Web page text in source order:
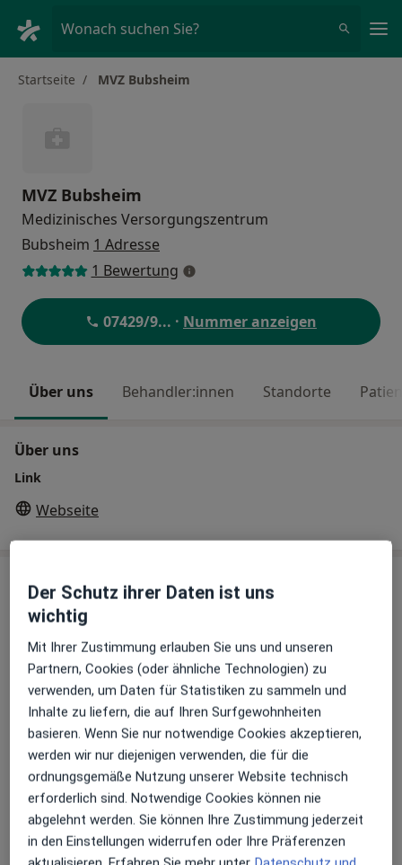
Wonach suchen Sie?
Startseite MVZ Bubsheim
MVZ Bubsheim
Medizinisches Versorgungszentrum
Bubsheim 1 Adresse
1 Bewertung
07429/9... · Nummer anzeigen
Über uns Behandler:innen Standorte
Über uns
Link
Webseite
Behandler:innen
Allgemeinmediziner
Inna Zubova
Allgemeinmedizinerin
Dr. med. Hans-Ulrich Olpp
Internist, Allgemeinmediziner
11 Bewertungen
Der Schutz ihrer Daten ist uns
wichtig
Mit Ihrer Zustimmung erlauben Sie uns und unseren
Partnern, Cookies (oder ähnliche Technologien) zu
verwenden, um Daten für Statistiken zu sammeln und
Inhalte zu liefern, die auf Ihren Surfgewohnheiten
basieren. Wenn Sie nur notwendige Cookies akzeptieren,
werden wir nur diejenigen verwenden, die für die
ordnungsgemäße Nutzung unserer Website technisch
erforderlich sind. Notwendige Cookies können nie
abgelehnt werden. Sie können Ihre Zustimmung jederzeit
in den Einstellungen widerrufen oder Ihre Präferenzen